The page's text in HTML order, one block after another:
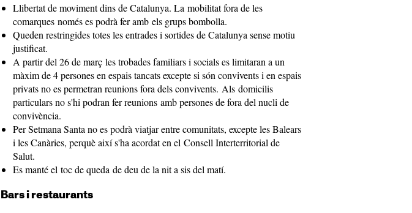
Llibertat de moviment dins de Catalunya. La mobilitat fora de les
comarques només es podrà fer amb els grups bombolla.
Queden restringides totes les entrades i sortides de Catalunya sense motiu
justificat.
A partir del 26 de març les trobades familiars i socials es limitaran a un
màxim de 4 persones en espais tancats excepte si són convivents i en espais
privats no es permetran reunions fora dels convivents. Als domicilis
particulars no s'hi podran fer reunions amb persones de fora del nucli de
convivència.
Per Setmana Santa no es podrà viatjar entre comunitats, excepte les Balears
i les Canàries, perquè així s'ha acordat en el Consell Interterritorial de
Salut.
Es manté el toc de queda de deu de la nit a sis del matí.
Bars i restaurants